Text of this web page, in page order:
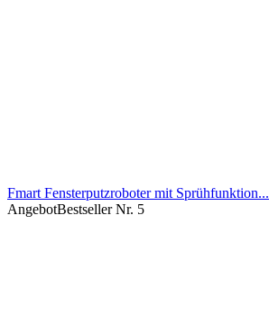
Fmart Fensterputzroboter mit Sprühfunktion...
AngebotBestseller Nr. 5